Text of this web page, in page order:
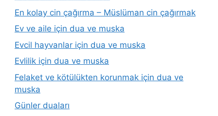
En kolay cin çağırma – Müslüman cin çağırmak
Ev ve aile için dua ve muska
Evcil hayvanlar için dua ve muska
Evlilik için dua ve muska
Felaket ve kötülükten korunmak için dua ve
muska
Günler duaları